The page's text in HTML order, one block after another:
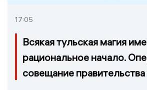
17:05
Всякая тульская магия
рациональное начало.
совещание правительства